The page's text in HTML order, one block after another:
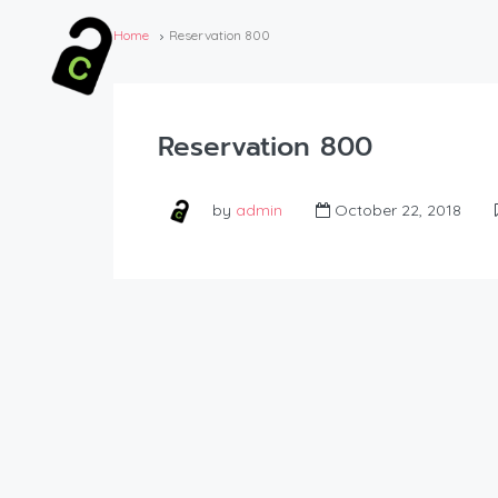
Home Reservation 800
Reservation 800
by admin October 22, 2018